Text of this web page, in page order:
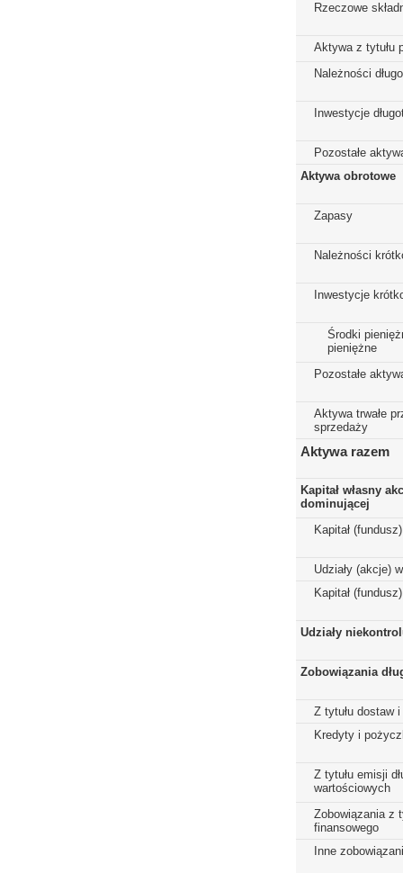
Rzeczowe
Aktywa z tytułu
Należności
Inwestycje
Pozostałe
Aktywa obrotowe
Zapasy
Należności
Inwestycje
Środki
pieniężne
Pozostałe
Aktywa trwałe
sprzedaży
Aktywa razem
Kapitał własny
dominującej
Kapitał
Udziały (akcje)
Kapitał
Udziały
Zobowiązania
Z tytułu dostaw i
Kredyty i
Z tytułu emisji
wartościowych
Zobowiązania z
finansowego
Inne